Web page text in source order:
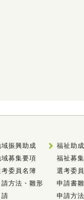
域振興助成
域募集要項
考委員名簿
請方法・雛形
請
福祉助
福祉募
選考委
申請書
申請方